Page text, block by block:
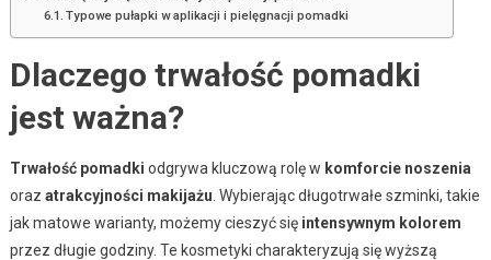
Typowe pułapki w aplikacji i pielęgnacji pomadki
Dlaczego trwałość pomadki
jest ważna?
Trwałość pomadki odgrywa kluczową rolę w komforcie noszenia
oraz atrakcyjności makijażu . Wybierając długotrwałe szminki, takie
jak matowe warianty, możemy cieszyć się intensywnym kolorem
przez długie godziny. Te kosmetyki charakteryzują się wyższą